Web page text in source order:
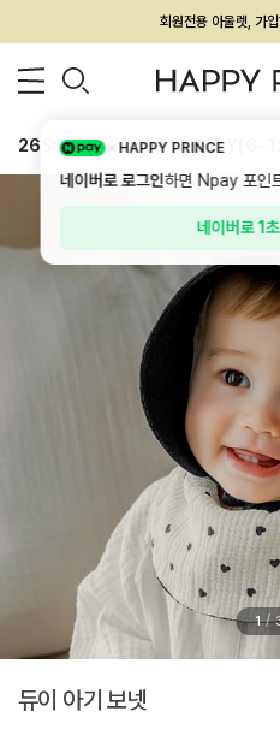
회원전용 아울렛, 가
멤버십 최대
26SS 신상 BEST
1 /
듀이 아기 보넷
HAPPY PRINCE
네이버로 로그인하면 Npay 포인
네이버로 1